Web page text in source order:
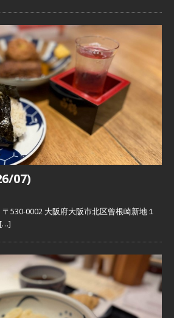
07)
530-0002 大阪府大阪市北区曾根崎新地１
[…]